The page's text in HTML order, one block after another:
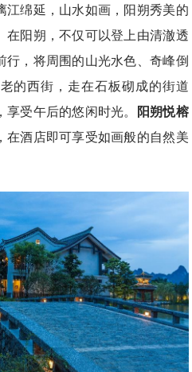
江绵延，山水如画，阳朔秀美的
在阳朔，不仅可以登上由清澈透
行，将周围的山光水色、奇峰倒
的西街，走在石板砌成的街道
享受午后的悠闲时光。
阳朔悦榕
在酒店即可享受如画般的自然美